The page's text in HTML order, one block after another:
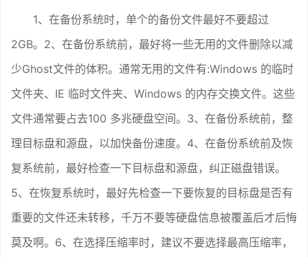
1、在备份系统时，单个的备份文件最好不要超过
2GB。2、在备份系统前，最好将一些无用的文件删除以减
少Ghost文件的体积。通常无用的文件有:Windows 的临时
文件夹、IE 临时文件夹、Windows 的内存交换文件。这些
文件通常要占去100 多兆硬盘空间。3、在备份系统前，整
理目标盘和源盘，以加快备份速度。4、在备份系统前及恢
复系统前，最好检查一下目标盘和源盘，纠正磁盘错误。
5、在恢复系统时，最好先检查一下要恢复的目标盘是否有
重要的文件还未转移，千万不要等硬盘信息被覆盖后才后悔
莫及啊。6、在选择压缩率时，建议不要选择最高压缩率，